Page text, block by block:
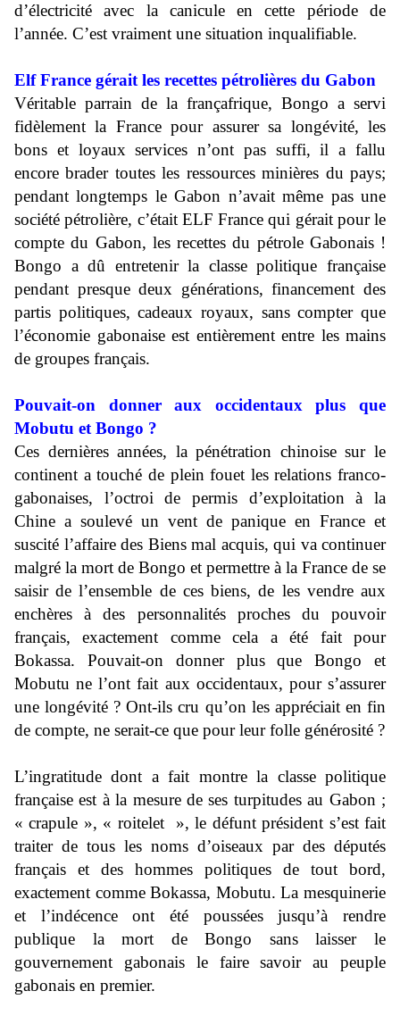
d’électricité avec la canicule en cette période de
l’année. C’est vraiment une situation inqualifiable.
Elf France gérait les recettes pétrolières du Gabon
Véritable parrain de la françafrique, Bongo a servi
fidèlement la France pour assurer sa longévité, les
bons et loyaux services n’ont pas suffi, il a fallu
encore brader toutes les ressources minières du pays;
pendant longtemps le Gabon n’avait même pas une
société pétrolière, c’était ELF France qui gérait pour le
compte du Gabon, les recettes du pétrole Gabonais !
Bongo a dû entretenir la classe politique française
pendant presque deux générations, financement des
partis politiques, cadeaux royaux, sans compter que
l’économie gabonaise est entièrement entre les mains
de groupes français.
Pouvait-on donner aux occidentaux plus que
Mobutu et Bongo ?
Ces dernières années, la pénétration chinoise sur le
continent a touché de plein fouet les relations franco-
gabonaises, l’octroi de permis d’exploitation à la
Chine a soulevé un vent de panique en France et
suscité l’affaire des Biens mal acquis, qui va continuer
malgré la mort de Bongo et permettre à la France de se
saisir de l’ensemble de ces biens, de les vendre aux
enchères à des personnalités proches du pouvoir
français, exactement comme cela a été fait pour
Bokassa. Pouvait-on donner plus que Bongo et
Mobutu ne l’ont fait aux occidentaux, pour s’assurer
une longévité ? Ont-ils cru qu’on les appréciait en fin
de compte, ne serait-ce que pour leur folle générosité ?
L’ingratitude dont a fait montre la classe politique
française est à la mesure de ses turpitudes au Gabon ;
« crapule », « roitelet », le défunt président s’est fait
traiter de tous les noms d’oiseaux par des députés
français et des hommes politiques de tout bord,
exactement comme Bokassa, Mobutu. La mesquinerie
et l’indécence ont été poussées jusqu’à rendre
publique la mort de Bongo sans laisser le
gouvernement gabonais le faire savoir au peuple
gabonais en premier.